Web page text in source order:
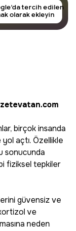
tercih edilen
olarak ekleyin
birçok insanda
açtı. Özellikle
sonucunda
fiziksel tepkiler
güvensiz ve
ve
neden